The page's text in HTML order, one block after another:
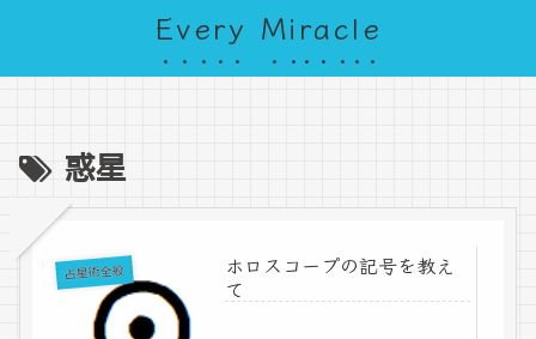
Every Miracle
惑星
占星術全般
ホロスコープの記号を教え
て